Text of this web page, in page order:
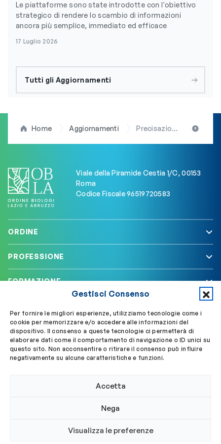
Gestisci Consenso
Per fornire le migliori esperienze, utilizziamo tecnologie come i
cookie per memorizzare e/o accedere alle informazioni del
dispositivo. Il consenso a queste tecnologie ci permetterà di
elaborare dati come il comportamento di navigazione o ID unici su
questo sito. Non acconsentire o ritirare il consenso può influire
negativamente su alcune caratteristiche e funzioni.
Accetta
Nega
Visualizza le preferenze
Le piattaforme sono state introdotte con l'obiettivo
strategico di rendere lo scambio di informazioni
ancora più semplice, immediato ed efficace
17 Luglio 2026
Tutti gli Aggiornamenti
Home Aggiornamenti Precisazioni su sentenze del Tar Lombardia relative ai Tecnici sanitari di laboratorio biomedico
Viale della Piramide Cestia 1/C, 00153
Roma
Codice Fiscale 96519720583
ORDINE
PROFESSIONE
FORMAZIONE
Segui OBLA su Accedi a My OBLA
Cookie policy